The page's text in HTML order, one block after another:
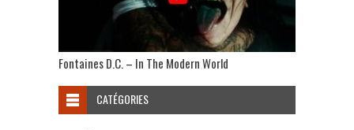
Fontaines D.C. – In The Modern World
CATÉGORIES